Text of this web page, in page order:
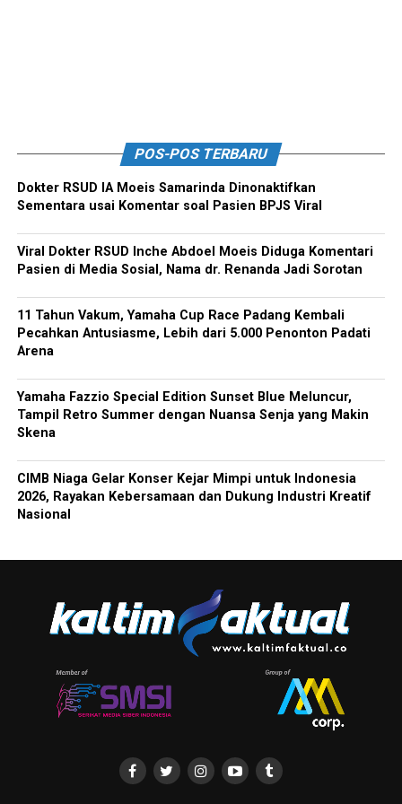
POS-POS TERBARU
Dokter RSUD IA Moeis Samarinda Dinonaktifkan
Sementara usai Komentar soal Pasien BPJS Viral
Viral Dokter RSUD Inche Abdoel Moeis Diduga Komentari
Pasien di Media Sosial, Nama dr. Renanda Jadi Sorotan
11 Tahun Vakum, Yamaha Cup Race Padang Kembali
Pecahkan Antusiasme, Lebih dari 5.000 Penonton Padati
Arena
Yamaha Fazzio Special Edition Sunset Blue Meluncur,
Tampil Retro Summer dengan Nuansa Senja yang Makin
Skena
CIMB Niaga Gelar Konser Kejar Mimpi untuk Indonesia
2026, Rayakan Kebersamaan dan Dukung Industri Kreatif
Nasional